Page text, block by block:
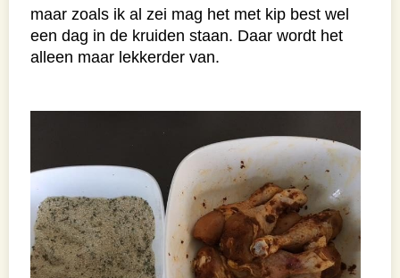
maar zoals ik al zei mag het met kip best wel
een dag in de kruiden staan. Daar wordt het
alleen maar lekkerder van.